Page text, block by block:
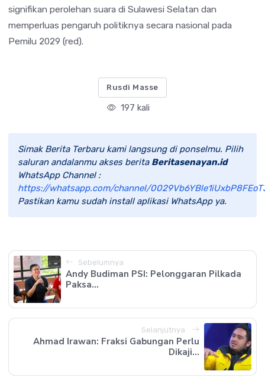
signifikan perolehan suara di Sulawesi Selatan dan
memperluas pengaruh politiknya secara nasional pada
Pemilu 2029 (red).
Rusdi Masse
197 kali
Simak Berita Terbaru kami langsung di ponselmu. Pilih
saluran andalanmu akses berita Beritasenayan.id
WhatsApp Channel :
https://whatsapp.com/channel/
Pastikan kamu sudah install aplikasi WhatsApp ya.
Sebelumnya
Andy Budiman PSI: Pelonggaran Pilkada
Paksa...
Selanjutnya
Ahmad Irawan: Fraksi Gabungan Perlu
Dikaji...